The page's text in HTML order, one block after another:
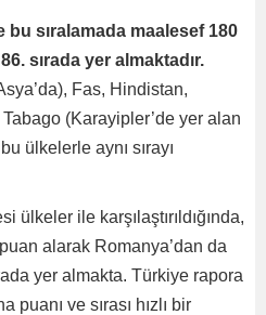
bu sıralamada maalesef 180
sırada yer almaktadır.
Fas, Hindistan,
(Karayipler’de yer alan
ülkelerle aynı sırayı
ülkeler ile karşılaştırıldığında,
alarak Romanya’dan da
yer almakta. Türkiye rapora
puanı ve sırası hızlı bir